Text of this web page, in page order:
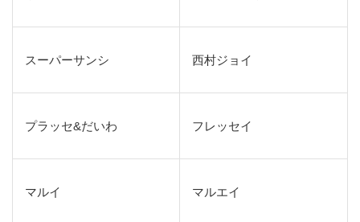
スーパーサンシ 西村ジョイ
プラッセ&だいわ フレッセイ
マルイ マルエイ